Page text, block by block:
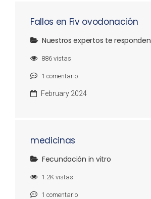
Fallos en Fiv ovodonación
Nuestros expertos te responden
886 vistas
1 comentario
February 2024
medicinas
Fecundación in vitro
1.2K vistas
1 comentario